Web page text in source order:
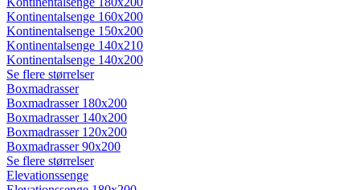
Kontinentalsenge 160x200
Kontinentalsenge 150x200
Kontinentalsenge 140x210
Kontinentalsenge 140x200
Se flere størrelser
Boxmadrasser
Boxmadrasser 180x200
Boxmadrasser 140x200
Boxmadrasser 120x200
Boxmadrasser 90x200
Se flere størrelser
Elevationssenge